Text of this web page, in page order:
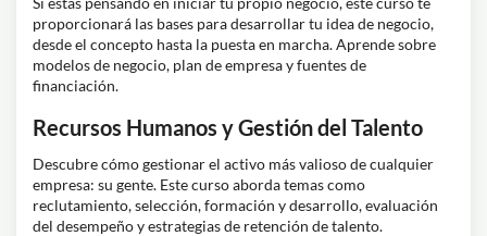
proporcionará las bases para desarrollar tu idea de negocio,
desde el concepto hasta la puesta en marcha. Aprende sobre
modelos de negocio, plan de empresa y fuentes de
financiación.
Recursos Humanos y Gestión del Talento
Descubre cómo gestionar el activo más valioso de cualquier
empresa: su gente. Este curso aborda temas como
reclutamiento, selección, formación y desarrollo, evaluación
del desempeño y estrategias de retención de talento.